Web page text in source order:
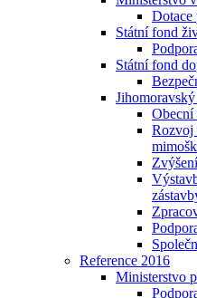
Státní fond
Státní fond
Rozvoj
Reference 2016
Ministerstvo